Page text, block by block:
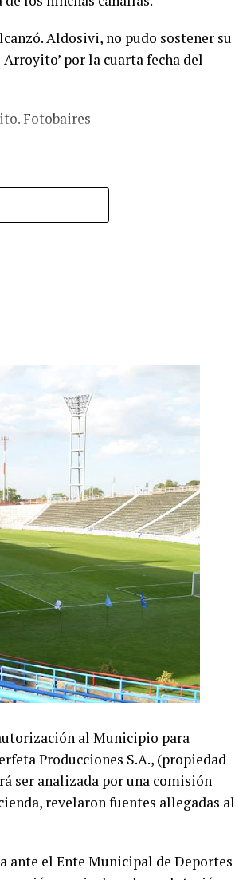
Aldosivi, no pudo sostener su
por la cuarta fecha del
Fotobaires
al Municipio para
Producciones S.A., (propiedad
ser analizada por una comisión
revelaron fuentes allegadas al
ante el Ente Municipal de Deportes